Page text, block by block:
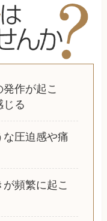
作が起こ
じる
な圧迫感や痛
頻繁に起こ